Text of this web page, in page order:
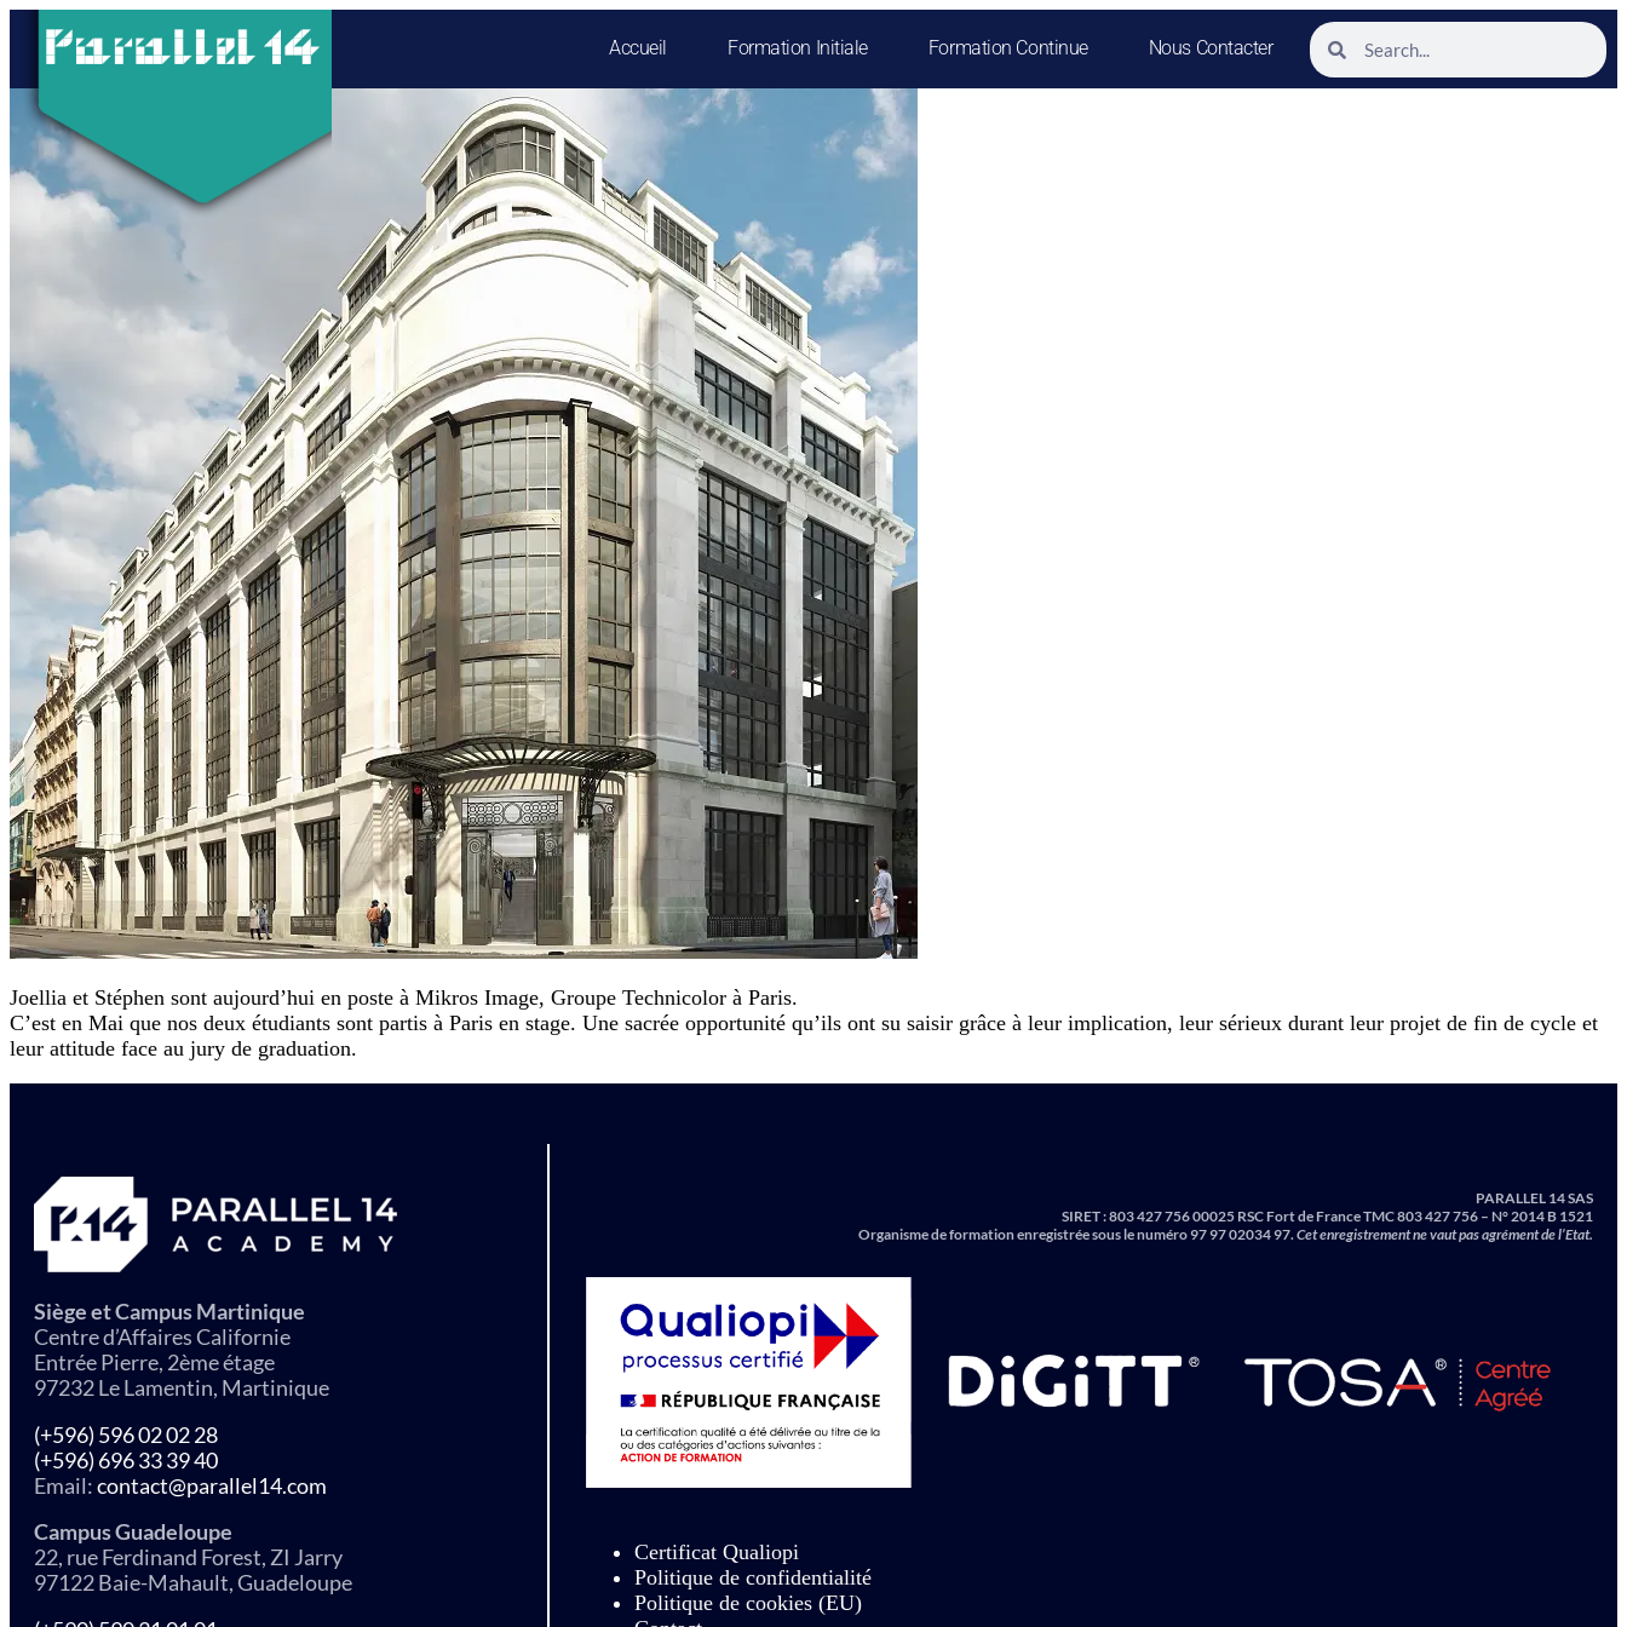
Accueil Formation Initiale Formation Continue Nous Contacter
Joellia et Stéphen en poste à Mikros Image
Joellia et Stéphen sont aujourd’hui en poste à Mikros Image, Groupe Technicolor à Paris.
C’est en Mai que nos deux étudiants sont partis à Paris en stage. Une sacrée opportunité qu’ils ont su saisir grâce à leur implication, leur sérieux durant leur projet de fin de cycle et
leur attitude face au jury de graduation.
Siège et Campus Martinique
Centre d’Affaires Californie
Entrée Pierre, 2ème étage
97232 Le Lamentin, Martinique
(+596) 596 02 02 28
(+596) 696 33 39 40
Email:contact@parallel14.com
Campus Guadeloupe
22, rue Ferdinand Forest, ZI Jarry
97122 Baie-Mahault, Guadeloupe
PARALLEL 14 SAS
SIRET :803 427 756 00025 RSC Fort de France TMC 803 427 756 – N° 2014 B 1521
Organisme de formation enregistrée sous le numéro 97 97 02034 97. Cet enregistrement ne vaut pas agrément de l’Etat.
Certificat Qualiopi
Politique de confidentialité
Politique de cookies (EU)